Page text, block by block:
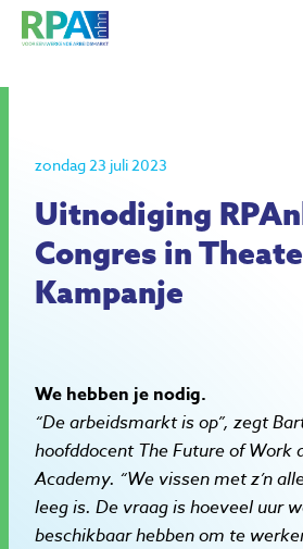
zondag 23 juli 2023
Uitnodiging
Congres in
Kampanje
We hebben je nodig.
“De arbeidsmarkt is op”, zegt
hoofddocent The Future of Work
Academy. “We vissen met z’n
leeg is. De vraag is hoeveel uur
beschikbaar hebben om te